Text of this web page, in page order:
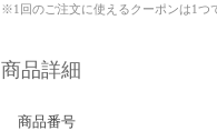
※1回のご注文に使えるクーポンは1つ
商品詳細
商品番号